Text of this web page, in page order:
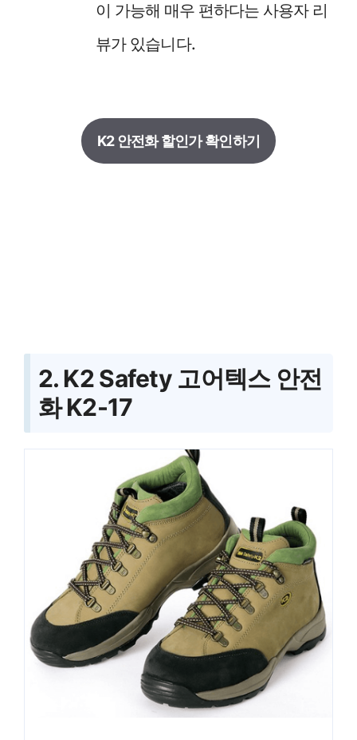
이 가능해 매우 편하다는 사용자 리
뷰가 있습니다.
K2 안전화 할인가 확인하기
2. K2 Safety 고어텍스 안전
화 K2-17